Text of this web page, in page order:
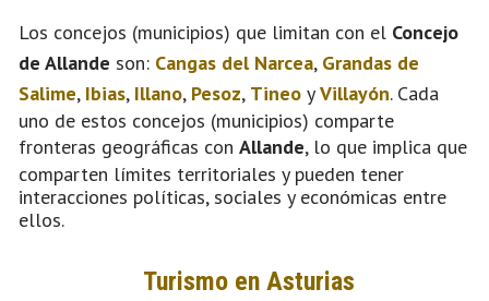
Los concejos (municipios) que limitan con el Concejo
de Allande son: Cangas del Narcea, Grandas de
Salime, Ibias, Illano, Pesoz, Tineo yVillayón. Cada
uno de estos concejos (municipios) comparte
fronteras geográficas con Allande, lo que implica que
comparten límites territoriales y pueden tener
interacciones políticas, sociales y económicas entre
ellos.